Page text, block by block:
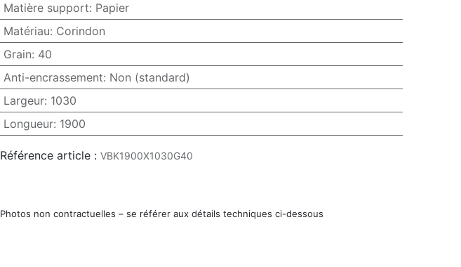
Matière support: Papier
Matériau: Corindon
Grain: 40
Anti-encrassement: Non (standard)
Largeur: 1030
Longueur: 1900
Référence article : VBK1900X1030G40
Photos non contractuelles – se référer aux détails techniques ci-dessous